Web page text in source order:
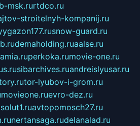
msk.rurtdco.ru
stroitelnyh-kompanij.ru
snow-guard.ru
demaholding.ruaalse.ru
perkoka.rumovie-one.ru
sibarchives.ruandreislyusar.ru
tor-lyubov-i-grom.ru
movieone.ruevro-dez.ru
avtopomosch27.ru
nertansaga.rudelanalad.ru